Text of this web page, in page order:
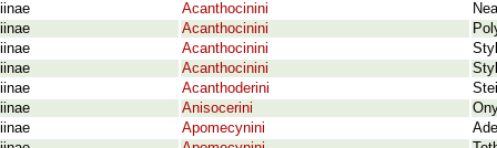
Acanthocinini
Acanthocinini
Acanthocinini
Acanthocinini
Acanthoderini
Anisocerini
Apomecynini